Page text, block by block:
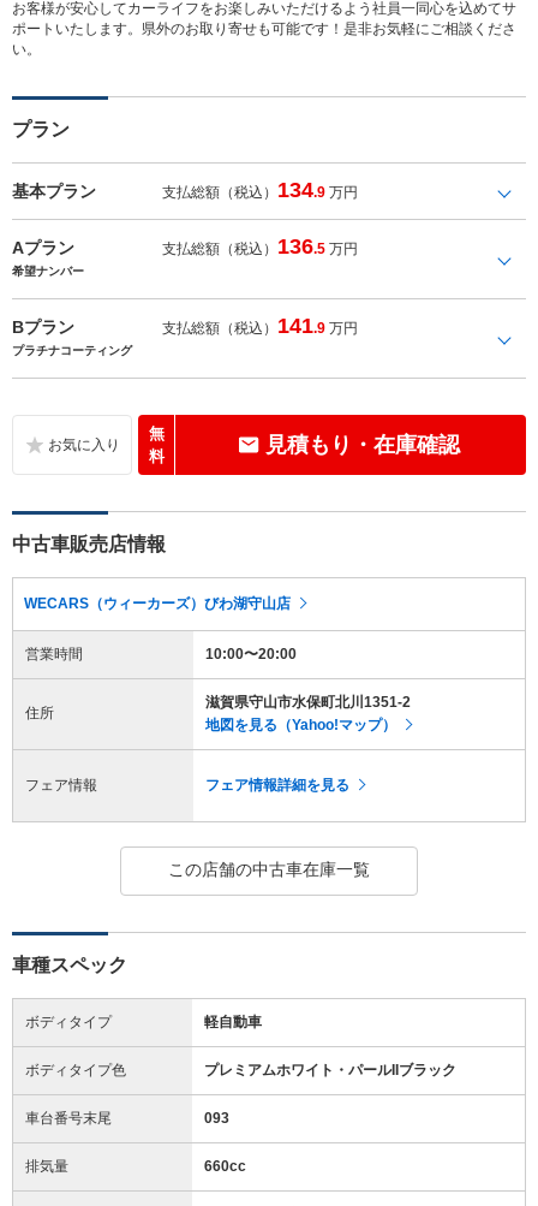
お客様が安心してカーライフをお楽しみいただけるよう社員一同心を込めてサ
ポートいたします。県外のお取り寄せも可能です！是非お気軽にご相談くださ
い。
プラン
基本プラン 支払総額（税込） 134.9 万円
Aプラン 支払総額（税込） 136.5 万円
希望ナンバー
Bプラン 支払総額（税込） 141.9 万円
プラチナコーティング
無
料
見積もり・在庫確認
中古車販売店情報
WECARS（ウィーカーズ）びわ湖守山店
営業時間 10:00〜20:00
住所
滋賀県守山市水保町北川1351-2
地図を見る（Yahoo!マップ）
フェア情報 フェア情報詳細を見る
この店舗の中古車在庫一覧
車種スペック
ボディタイプ 軽自動車
ボディタイプ色 プレミアムホワイト・パールIIブラック
車台番号末尾 093
排気量 660cc